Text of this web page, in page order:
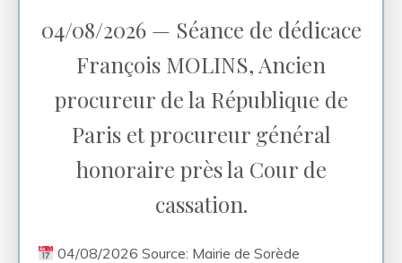
04/08/2026 — Séance de dédicace
François MOLINS, Ancien
procureur de la République de
Paris et procureur général
honoraire près la Cour de
cassation.
04/08/2026 Source: Mairie de Sorède